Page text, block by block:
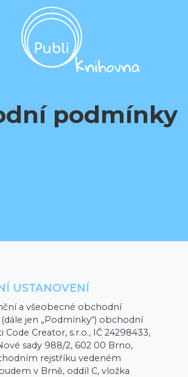
podmínky
USTANOVENÍ
a všeobecné obchodní
jen „Podmínky“) obchodní
Creator, s.r.o., IČ 24298433,
sady 988/2, 602 00 Brno,
rejstříku vedeném
v Brně, oddíl C, vložka